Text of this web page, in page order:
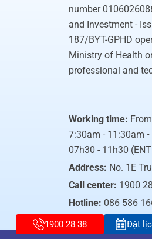
number
and Investment -
187/BYT-GPHD
Ministry of Health
professional and
Working time:
7:30am - 11:30am
07h30 - 11h30
Address: No. 1E
Call center: 1900
Hotline: 086 586
1900 28 38 Đặt